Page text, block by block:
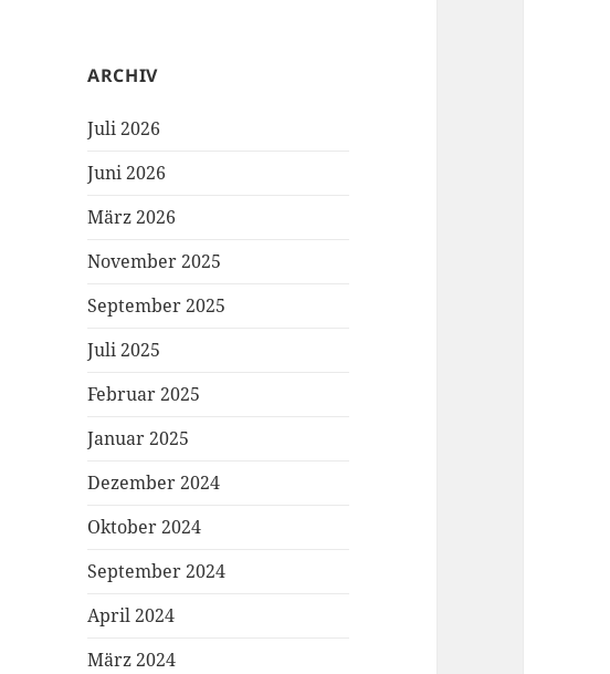
ARCHIV
Juli 2026
Juni 2026
März 2026
November 2025
September 2025
Juli 2025
Februar 2025
Januar 2025
Dezember 2024
Oktober 2024
September 2024
April 2024
März 2024